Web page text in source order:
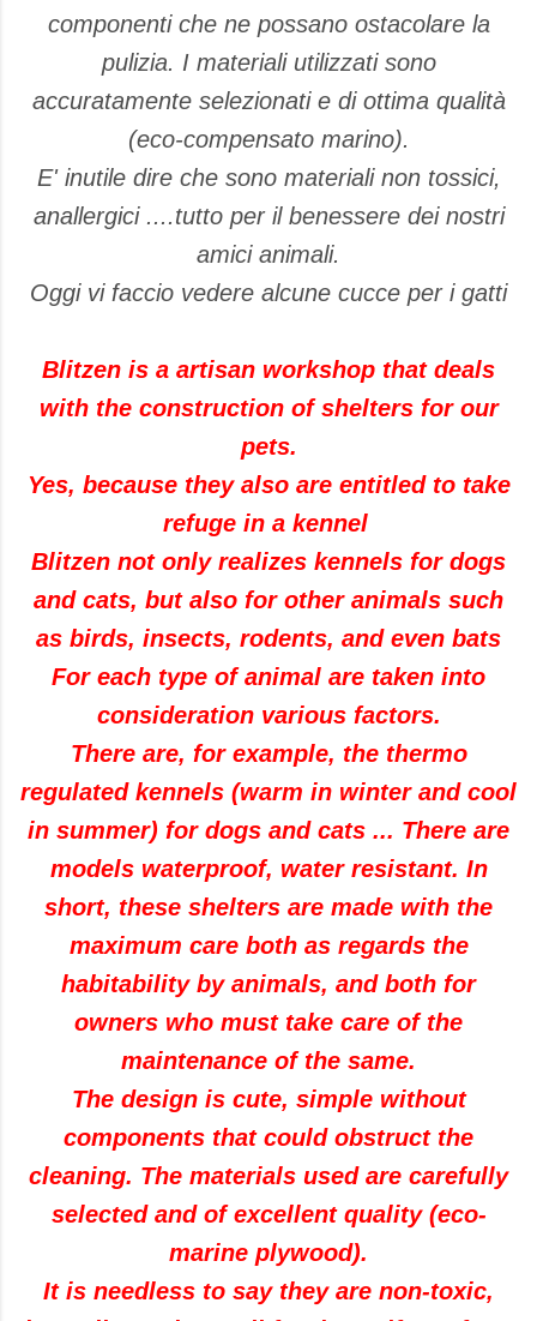
componenti che ne possano ostacolare la
pulizia. I materiali utilizzati sono
accuratamente selezionati e di ottima qualità
(eco-compensato marino).
E' inutile dire che sono materiali non tossici,
anallergici ....tutto per il benessere dei nostri
amici animali.
Oggi vi faccio vedere alcune cucce per i gatti
Blitzen is a artisan workshop that deals
with the construction of shelters for our
pets.
Yes, because they also are entitled to take
refuge in a kennel
Blitzen not only realizes kennels for dogs
and cats, but also for other animals such
as birds, insects, rodents, and even bats
For each type of animal are taken into
consideration various factors.
There are, for example, the thermo
regulated kennels (warm in winter and cool
in summer) for dogs and cats ... There are
models waterproof, water resistant. In
short, these shelters are made with the
maximum care both as regards the
habitability by animals, and both for
owners who must take care of the
maintenance of the same.
The design is cute, simple without
components that could obstruct the
cleaning. The materials used are carefully
selected and of excellent quality (eco-
marine plywood).
It is needless to say they are non-toxic,